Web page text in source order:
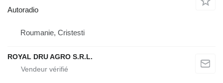
Autoradio
Roumanie, Cristesti
ROYAL DRU AGRO S.R.L.